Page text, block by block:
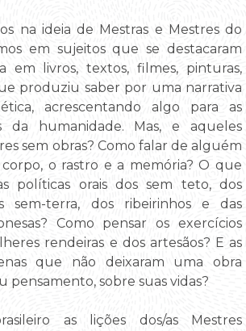
na ideia de Mestras e Mestres do
em sujeitos que se destacaram
em livros, textos, filmes, pinturas,
produziu saber por uma narrativa
acrescentando algo para as
da humanidade. Mas, e aqueles
sem obras? Como falar de alguém
o rastro e a memória? O que
políticas orais dos sem teto, dos
sem-terra, dos ribeirinhos e das
Como pensar os exercícios
rendeiras e dos artesãos? E as
que não deixaram uma obra
pensamento, sobre suas vidas?
as lições dos/as Mestres